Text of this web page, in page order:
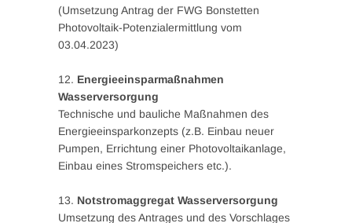
(Umsetzung Antrag der FWG Bonstetten
Photovoltaik-Potenzialermittlung vom
03.04.2023)
12. Energieeinsparmaßnahmen
Wasserversorgung
Technische und bauliche Maßnahmen des
Energieeinsparkonzepts (z.B. Einbau neuer
Pumpen, Errichtung einer Photovoltaikanlage,
Einbau eines Stromspeichers etc.).
13. Notstromaggregat Wasserversorgung
Umsetzung des Antrages und des Vorschlages